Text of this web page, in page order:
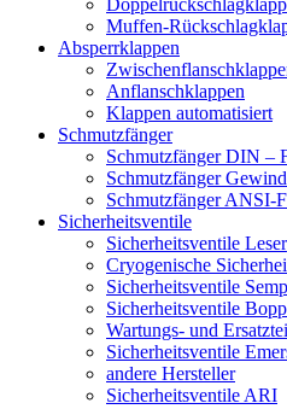
Muffen-
Absperrklappen
Anflanschklappen
Klappen automatisiert
Schmutzfänger
Schmutzfänger DIN –
Schmutzfänger
Schmutzfänger ANSI-
Sicherheitsventile
Sicherheitsventile Leser
Cryogenische
Sicherheitsventile
Sicherheitsventile
Wartungs- und
Sicherheitsventile
andere Hersteller
Sicherheitsventile ARI